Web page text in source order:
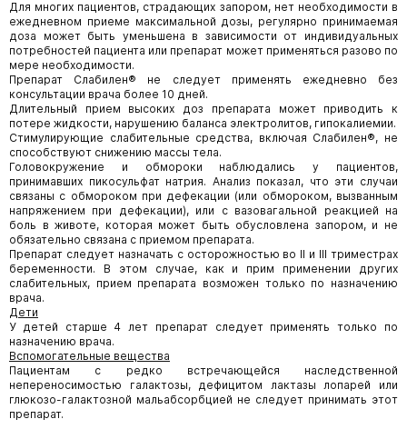
Для многих пациентов, страдающих запором, нет необходимости в
ежедневном приеме максимальной дозы, регулярно принимаемая
доза может быть уменьшена в зависимости от индивидуальных
потребностей пациента или препарат может применяться разово по
мере необходимости.
Препарат Слабилен® не следует применять ежедневно без
консультации врача более 10 дней.
Длительный прием высоких доз препарата может приводить к
потере жидкости, нарушению баланса электролитов, гипокалиемии.
Стимулирующие слабительные средства, включая Слабилен®, не
способствуют снижению массы тела.
Головокружение и обмороки наблюдались у пациентов,
принимавших пикосульфат натрия. Анализ показал, что эти случаи
связаны с обмороком при дефекации (или обмороком, вызванным
напряжением при дефекации), или с вазовагальной реакцией на
боль в животе, которая может быть обусловлена запором, и не
обязательно связана с приемом препарата.
Препарат следует назначать с осторожностью во II и III триместрах
беременности. В этом случае, как и прим применении других
слабительных, прием препарата возможен только по назначению
врача.
Дети
У детей старше 4 лет препарат следует применять только по
назначению врача.
Вспомогательные вещества
Пациентам с редко встречающейся наследственной
непереносимостью галактозы, дефицитом лактазы лопарей или
глюкозо-галактозной мальабсорбцией не следует принимать этот
препарат.